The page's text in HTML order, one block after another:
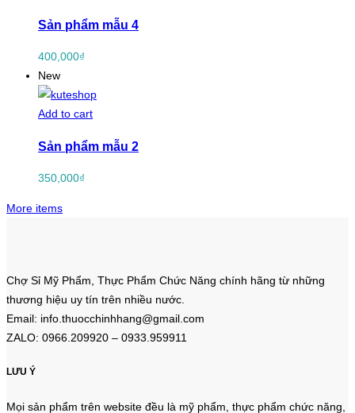
Sản phẩm mẫu 4
400,000₫
New
Add to cart
Sản phẩm mẫu 2
350,000₫
More items
Chợ Sỉ Mỹ Phẩm, Thực Phẩm Chức Năng chính hãng từ những
thương hiệu uy tín trên nhiều nước.
Email: info.thuocchinhhang@gmail.com
ZALO: 0966.209920 – 0933.959911
LƯU Ý
Mọi sản phẩm trên website đều là mỹ phẩm, thực phẩm chức năng,